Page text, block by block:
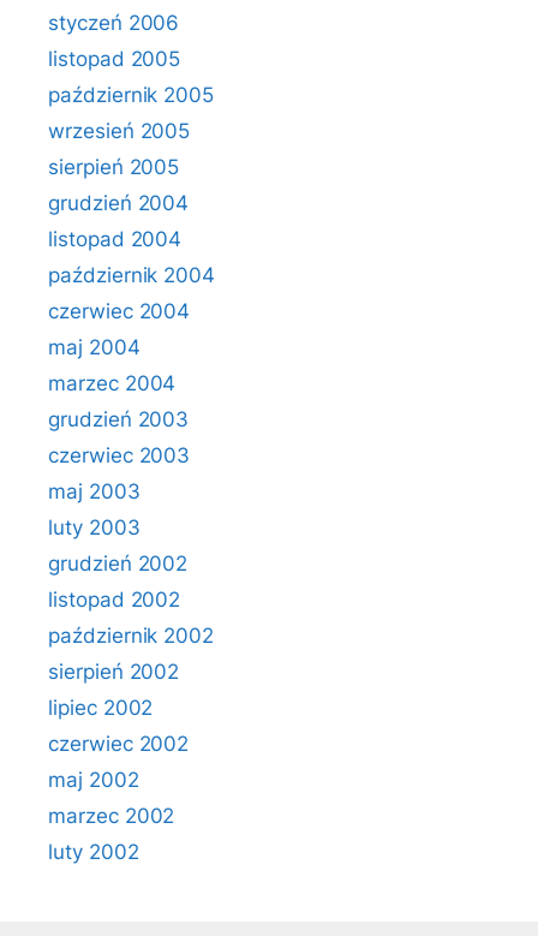
styczeń 2006
listopad 2005
październik 2005
wrzesień 2005
sierpień 2005
grudzień 2004
listopad 2004
październik 2004
czerwiec 2004
maj 2004
marzec 2004
grudzień 2003
czerwiec 2003
maj 2003
luty 2003
grudzień 2002
listopad 2002
październik 2002
sierpień 2002
lipiec 2002
czerwiec 2002
maj 2002
marzec 2002
luty 2002